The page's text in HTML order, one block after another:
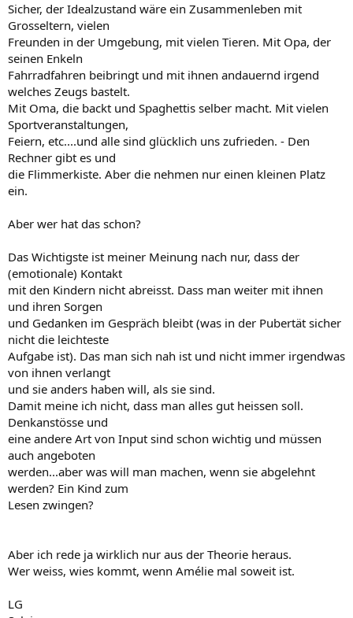
Sicher, der Idealzustand wäre ein Zusammenleben mit
Grosseltern, vielen
Freunden in der Umgebung, mit vielen Tieren. Mit Opa, der
seinen Enkeln
Fahrradfahren beibringt und mit ihnen andauernd irgend
welches Zeugs bastelt.
Mit Oma, die backt und Spaghettis selber macht. Mit vielen
Sportveranstaltungen,
Feiern, etc....und alle sind glücklich uns zufrieden. - Den
Rechner gibt es und
die Flimmerkiste. Aber die nehmen nur einen kleinen Platz
ein.
Aber wer hat das schon?
Das Wichtigste ist meiner Meinung nach nur, dass der
(emotionale) Kontakt
mit den Kindern nicht abreisst. Dass man weiter mit ihnen
und ihren Sorgen
und Gedanken im Gespräch bleibt (was in der Pubertät sicher
nicht die leichteste
Aufgabe ist). Das man sich nah ist und nicht immer irgendwas
von ihnen verlangt
und sie anders haben will, als sie sind.
Damit meine ich nicht, dass man alles gut heissen soll.
Denkanstösse und
eine andere Art von Input sind schon wichtig und müssen
auch angeboten
werden...aber was will man machen, wenn sie abgelehnt
werden? Ein Kind zum
Lesen zwingen?
Aber ich rede ja wirklich nur aus der Theorie heraus.
Wer weiss, wies kommt, wenn Amélie mal soweit ist.
LG